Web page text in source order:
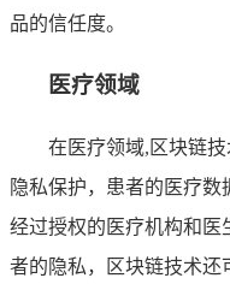
品的信任度。
医疗领域
在医疗领域,区块链
隐私保护，患者的医疗
经过授权的医疗机构和医
者的隐私，区块链技术还